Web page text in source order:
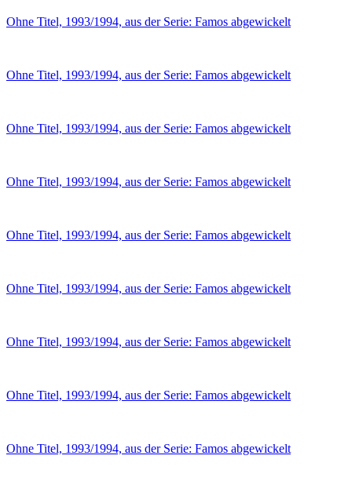
Ohne Titel, 1993/1994, aus der Serie: Famos abgewickelt
Ohne Titel, 1993/1994, aus der Serie: Famos abgewickelt
Ohne Titel, 1993/1994, aus der Serie: Famos abgewickelt
Ohne Titel, 1993/1994, aus der Serie: Famos abgewickelt
Ohne Titel, 1993/1994, aus der Serie: Famos abgewickelt
Ohne Titel, 1993/1994, aus der Serie: Famos abgewickelt
Ohne Titel, 1993/1994, aus der Serie: Famos abgewickelt
Ohne Titel, 1993/1994, aus der Serie: Famos abgewickelt
Ohne Titel, 1993/1994, aus der Serie: Famos abgewickelt